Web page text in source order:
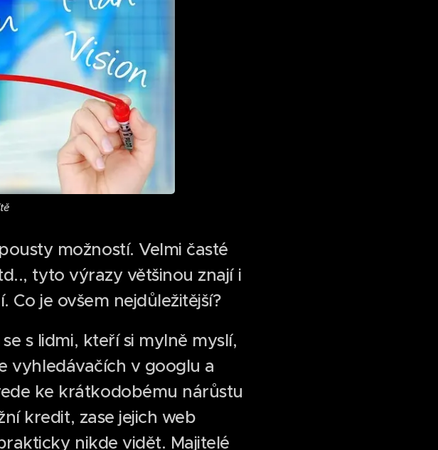
možností. Velmi časté
tyto výrazy většinou znají i
je ovšem nejdůležitější?
s lidmi, kteří si mylně myslí,
vyhledávačích v googlu a
ke krátkodobému nárůstu
kredit, zase jejich web
nikde vidět. Majitelé